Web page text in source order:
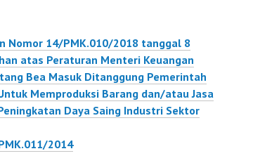
Atas Impor
Dan Bahan Guna
Komponen
Produk
penyesuaian sistem
klasifikasi nasional yang
akan mulai diberlakukan
terhitung sejak tanggal 1
Januari 2012 PMK
Nomor 14/PMK.010/2018 tanggal 8
atas Peraturan Menteri Keuangan
Bea Masuk Ditanggung Pemerintah
Memproduksi Barang dan/atau Jasa
Daya Saing Industri Sektor
2014